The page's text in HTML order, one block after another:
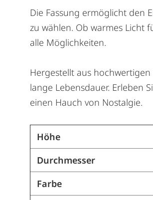
Die Fassung ermöglicht den
zu wählen. Ob warmes Licht
alle Möglichkeiten.
Hergestellt aus
lange Lebensdauer. Erleben
einen Hauch von Nostalgie.
Höhe
Durchmesser
Farbe